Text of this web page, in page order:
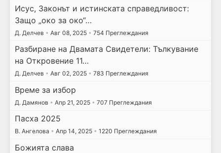
Исус, Законът и истинската справедливост:
Защо „око за око“…
Д. Делчев • Авг 08, 2025 • 754 Преглеждания
Разбиране на Двамата Свидетели: Тълкувание
на Откровение 11…
Д. Делчев • Авг 02, 2025 • 783 Преглеждания
Време за избор
Д. Дамянов • Апр 21, 2025 • 707 Преглеждания
Пасха 2025
В. Ангелова • Апр 14, 2025 • 1220 Преглеждания
Божията слава